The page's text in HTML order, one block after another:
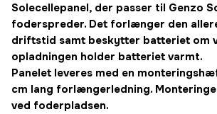
Solecellepanel, der passer til Genzo
foderspreder. Det forlænger den
driftstid samt beskytter batteriet om
opladningen holder batteriet varmt.
Panelet leveres med en
cm lang forlængerledning.
ved foderpladsen.